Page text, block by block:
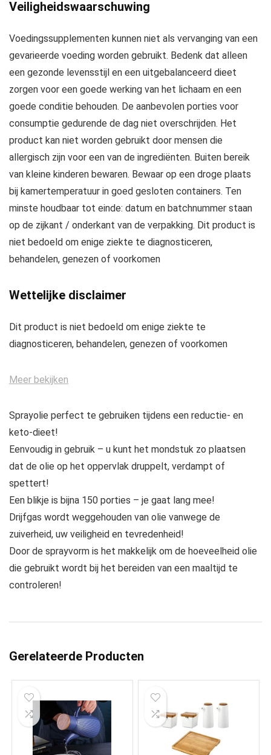
Veiligheidswaarschuwing
Voedingssupplementen kunnen niet als vervanging van een
gevarieerde voeding worden gebruikt. Bedenk dat alleen
een gezonde levensstijl en een uitgebalanceerd dieet
zorgen voor een goede werking van het lichaam en een
goede conditie behouden. De aanbevolen porties voor
consumptie gedurende de dag niet overschrijden. Het
product kan niet worden gebruikt door mensen die
allergisch zijn voor een van de ingrediënten. Buiten bereik
van kleine kinderen bewaren. Bewaar op een droge plaats
bij kamertemperatuur in goed gesloten containers. Ten
minste houdbaar tot einde: datum en batchnummer staan
op de zijkant / onderkant van de verpakking. Dit product is
niet bedoeld om enige ziekte te diagnosticeren,
behandelen, genezen of voorkomen
Wettelijke disclaimer
Dit product is niet bedoeld om enige ziekte te
diagnosticeren, behandelen, genezen of voorkomen
Meer bekijken
Sprayolie perfect te gebruiken tijdens een reductie- en
keto-dieet!
Eenvoudig in gebruik – u kunt het mondstuk zo plaatsen
dat de olie op het oppervlak druppelt, verdampt of
spettert!
Een blikje is bijna 150 porties – je gaat lang mee!
Drijfgas wordt weggehouden van olie vanwege de
zuiverheid, uw veiligheid en tevredenheid!
Door de sprayvorm is het makkelijk om de hoeveelheid olie
die gebruikt wordt bij het bereiden van een maaltijd te
controleren!
Gerelateerde Producten